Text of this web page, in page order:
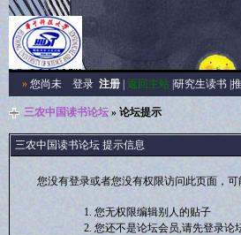
»您尚未 登录 注册| 返回主站| 研究生读书|
三农中国读书论坛» 论坛提示
三农中国读书论坛 提示信息
您没有登录或者您没有权限访问此页面，
您无权限编辑别人的贴子
您还不是论坛会员,请先登录论